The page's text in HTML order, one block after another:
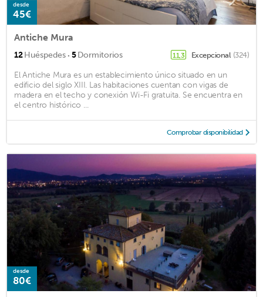
desde
45€
Antiche Mura
12Huéspedes · 5Dormitorios 11,3 Excepcional (324)
El Antiche Mura es un establecimiento único situado en un
edificio del siglo XIII. Las habitaciones cuentan con vigas de
madera en el techo y conexión Wi-Fi gratuita. Se encuentra en
el centro histórico ...
Comprobar disponibilidad
desde
80€